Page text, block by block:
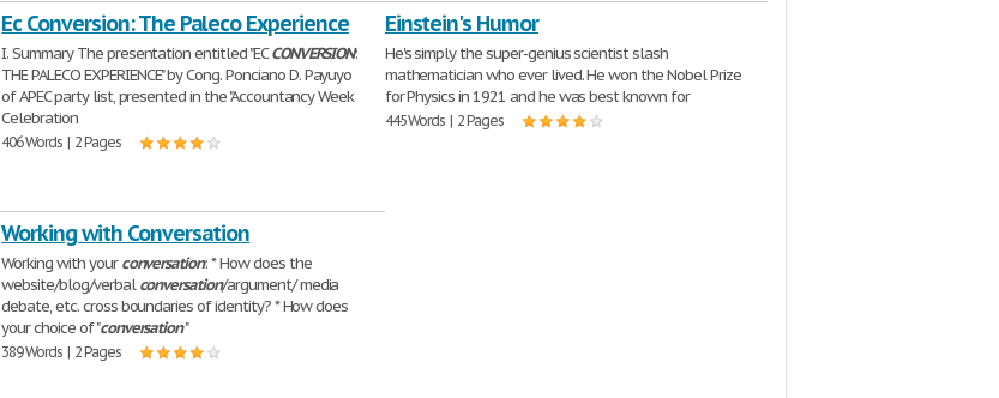
4,903 Words | 20 Pages
Ec Conversion: The Paleco Experience
I. Summary The presentation entitled "ECCONVERSION:
THE PALECO EXPERIENCE" by Cong. Ponciano D. Payuyo
of APEC party list, presented in the "Accountancy Week
Celebration
406 Words | 2 Pages
Einstein's Humor
He's simply the super-genius scientist slash
mathematician who ever lived. He won the Nobel Prize
for Physics in 1921 and he was best known for
445 Words | 2 Pages
Working with Conversation
Working with yourconversation: * How does the
website/blog/verbalconversation/argument/ media
debate, etc. cross boundaries of identity? * How does
your choice of "conversation"
389 Words | 2 Pages